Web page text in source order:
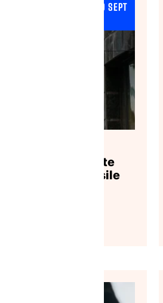
29 SEPT
du Pacte
migration et l’asile